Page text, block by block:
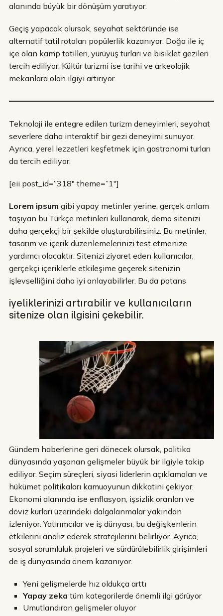
alanında büyük bir dönüşüm yaratıyor.
Geçiş yapacak olursak, seyahat sektöründe ise
alternatif tatil rotaları popülerlik kazanıyor. Doğa ile iç
içe olan kamp tatilleri, yürüyüş turları ve bisiklet gezileri
tercih ediliyor. Kültür turizmi ise tarihi ve arkeolojik
mekanlara olan ilgiyi artırıyor.
Teknoloji ile entegre edilen turizm deneyimleri, seyahat
severlere daha interaktif bir gezi deneyimi sunuyor.
Ayrıca, yerel lezzetleri keşfetmek için gastronomi turları
da tercih ediliyor.
[eii post_id=”318″ theme=”1″]
Lorem ipsum gibi yapay metinler yerine, gerçek anlam
taşıyan bu Türkçe metinleri kullanarak, demo sitenizi
daha gerçekçi bir şekilde oluşturabilirsiniz. Bu metinler,
tasarım ve içerik düzenlemelerinizi test etmenize
yardımcı olacaktır. Sitenizi ziyaret eden kullanıcılar,
gerçekçi içeriklerle etkileşime geçerek sitenizin
işlevselliğini daha iyi anlayabilirler. Bu da potans
iyeliklerinizi artırabilir ve kullanıcıların
sitenize olan ilgisini çekebilir.
Gündem haberlerine geri dönecek olursak, politika
dünyasında yaşanan gelişmeler büyük bir ilgiyle takip
ediliyor. Seçim süreçleri, siyasi liderlerin açıklamaları ve
hükümet politikaları kamuoyunun dikkatini çekiyor.
Ekonomi alanında ise enflasyon, işsizlik oranları ve
döviz kurları üzerindeki dalgalanmalar yakından
izleniyor. Yatırımcılar ve iş dünyası, bu değişkenlerin
etkilerini analiz ederek stratejilerini belirliyor. Ayrıca,
sosyal sorumluluk projeleri ve sürdürülebilirlik girişimleri
de iş dünyasında önem kazanıyor.
Yeni gelişmelerde hız oldukça arttı
Yapay zeka tüm kategorilerde önemli ilgi görüyor
Umutlandıran gelişmeler oluyor